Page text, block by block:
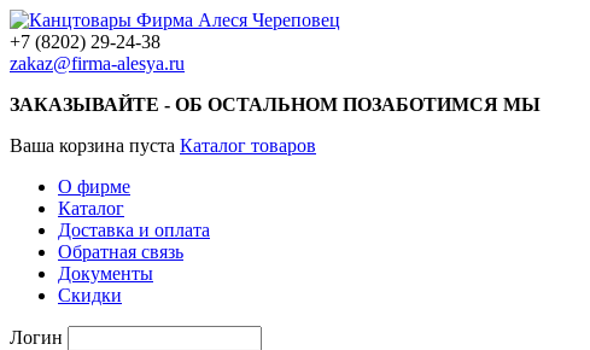
+7 (8202) 29-24-38
zakaz@firma-alesya.ru
ЗАКАЗЫВАЙТЕ - ОБ ОСТАЛЬНОМ ПОЗАБОТИМСЯ МЫ
Ваша корзина пуста Каталог товаров
О фирме
Каталог
Доставка и оплата
Обратная связь
Документы
Скидки
Логин